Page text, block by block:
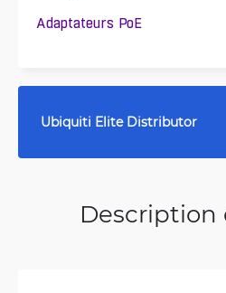
Adaptateurs PoE
Ubiquiti Elite Distributor
Description